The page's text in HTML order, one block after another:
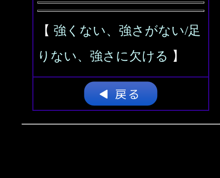
【 強くない、強さがない/足
りない、強さに欠ける 】